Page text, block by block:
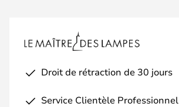
Droit de rétraction de 30 jours
Service Clientèle Professionnel